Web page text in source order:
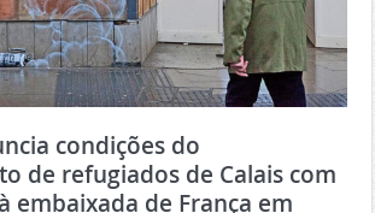
condições do
de refugiados de Calais com
embaixada de França em